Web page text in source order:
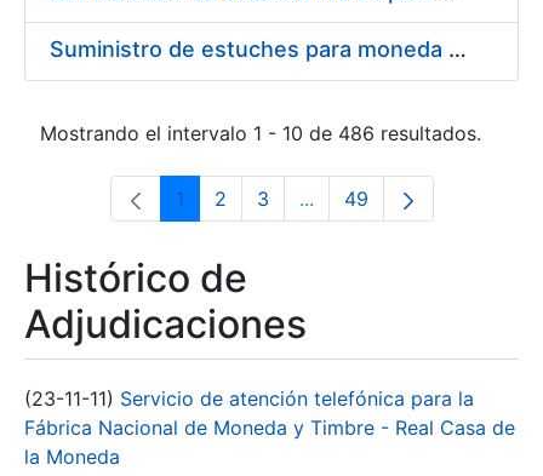
Suministro de estuches para moneda de 30 €
Mostrando el intervalo 1 - 10 de 486 resultados.
Página
1 Página
2 Página
3 ...Páginas intermedias Use
Página
49
Histórico de
Adjudicaciones
(23-11-11) Servicio de atención telefónica para la
Fábrica Nacional de Moneda y Timbre - Real Casa de
la Moneda